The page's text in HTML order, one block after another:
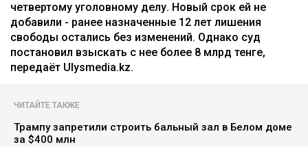
четвертому уголовному делу. Новый срок ей не
добавили - ранее назначенные 12 лет лишения
свободы остались без изменений. Однако суд
постановил взыскать с нее более 8 млрд тенге,
передаёт Ulysmedia.kz.
ЧИТАЙТЕ ТАКЖЕ
Трампу запретили строить бальный зал в Белом доме
за $400 млн